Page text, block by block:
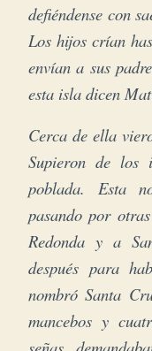
defiéndense con
Los hijos crían
envían a sus
esta isla dicen
Cerca de ella
Supieron de los
poblada.
Esta
pasando por
Redonda y a
después para
nombró Santa
mancebos y